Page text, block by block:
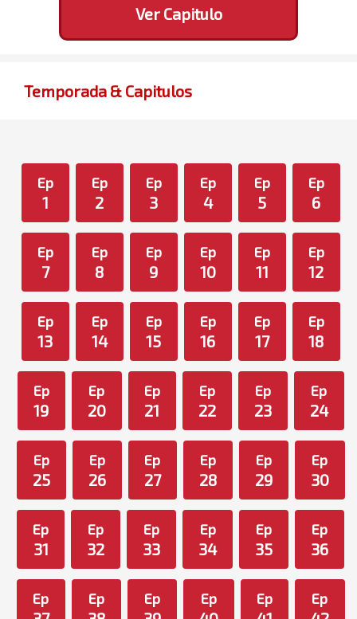
Ver Capitulo
Temporada & Capitulos
Ep
1
Ep
2
Ep
3
Ep
4
Ep
5
Ep
6
Ep
7
Ep
8
Ep
9
Ep
10
Ep
11
Ep
12
Ep
13
Ep
14
Ep
15
Ep
16
Ep
17
Ep
18
Ep
19
Ep
20
Ep
21
Ep
22
Ep
23
Ep
24
Ep
25
Ep
26
Ep
27
Ep
28
Ep
29
Ep
30
Ep
31
Ep
32
Ep
33
Ep
34
Ep
35
Ep
36
Ep Ep Ep Ep Ep Ep